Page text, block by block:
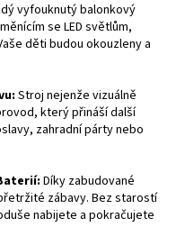
vyfouknutý balonkový
se LED světlům,
děti budou okouzleny a
Stroj nejenže vizuálně
který přináší další
zahradní párty nebo
Díky zabudované
zábavy. Bez starostí
nabijete a pokračujete